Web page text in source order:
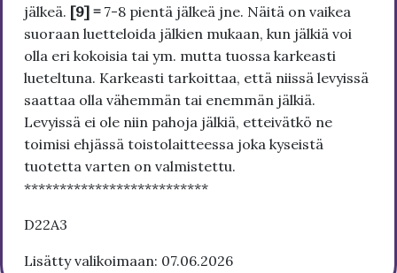
jälkeä. [9] = 7-8 pientä jälkeä jne. Näitä on vaikea
suoraan luetteloida jälkien mukaan, kun jälkiä voi
olla eri kokoisia tai ym. mutta tuossa karkeasti
lueteltuna. Karkeasti tarkoittaa, että niissä levyissä
saattaa olla vähemmän tai enemmän jälkiä.
Levyissä ei ole niin pahoja jälkiä, etteivätkö ne
toimisi ehjässä toistolaitteessa joka kyseistä
tuotetta varten on valmistettu.
**************************
D22A3
Lisätty valikoimaan: 07.06.2026